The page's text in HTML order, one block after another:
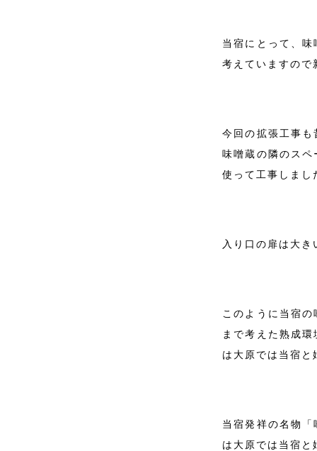
当宿にとって、
考えていますので
今回の拡張工事
味噌蔵の隣のス
使って工事しまし
入り口の扉は大
このように当宿
まで考えた熟成
は大原では当宿
当宿発祥の名物
は大原では当宿